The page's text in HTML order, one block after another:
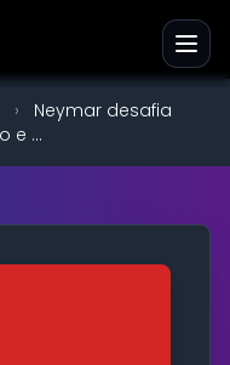
›
Neymar desafia
e ...